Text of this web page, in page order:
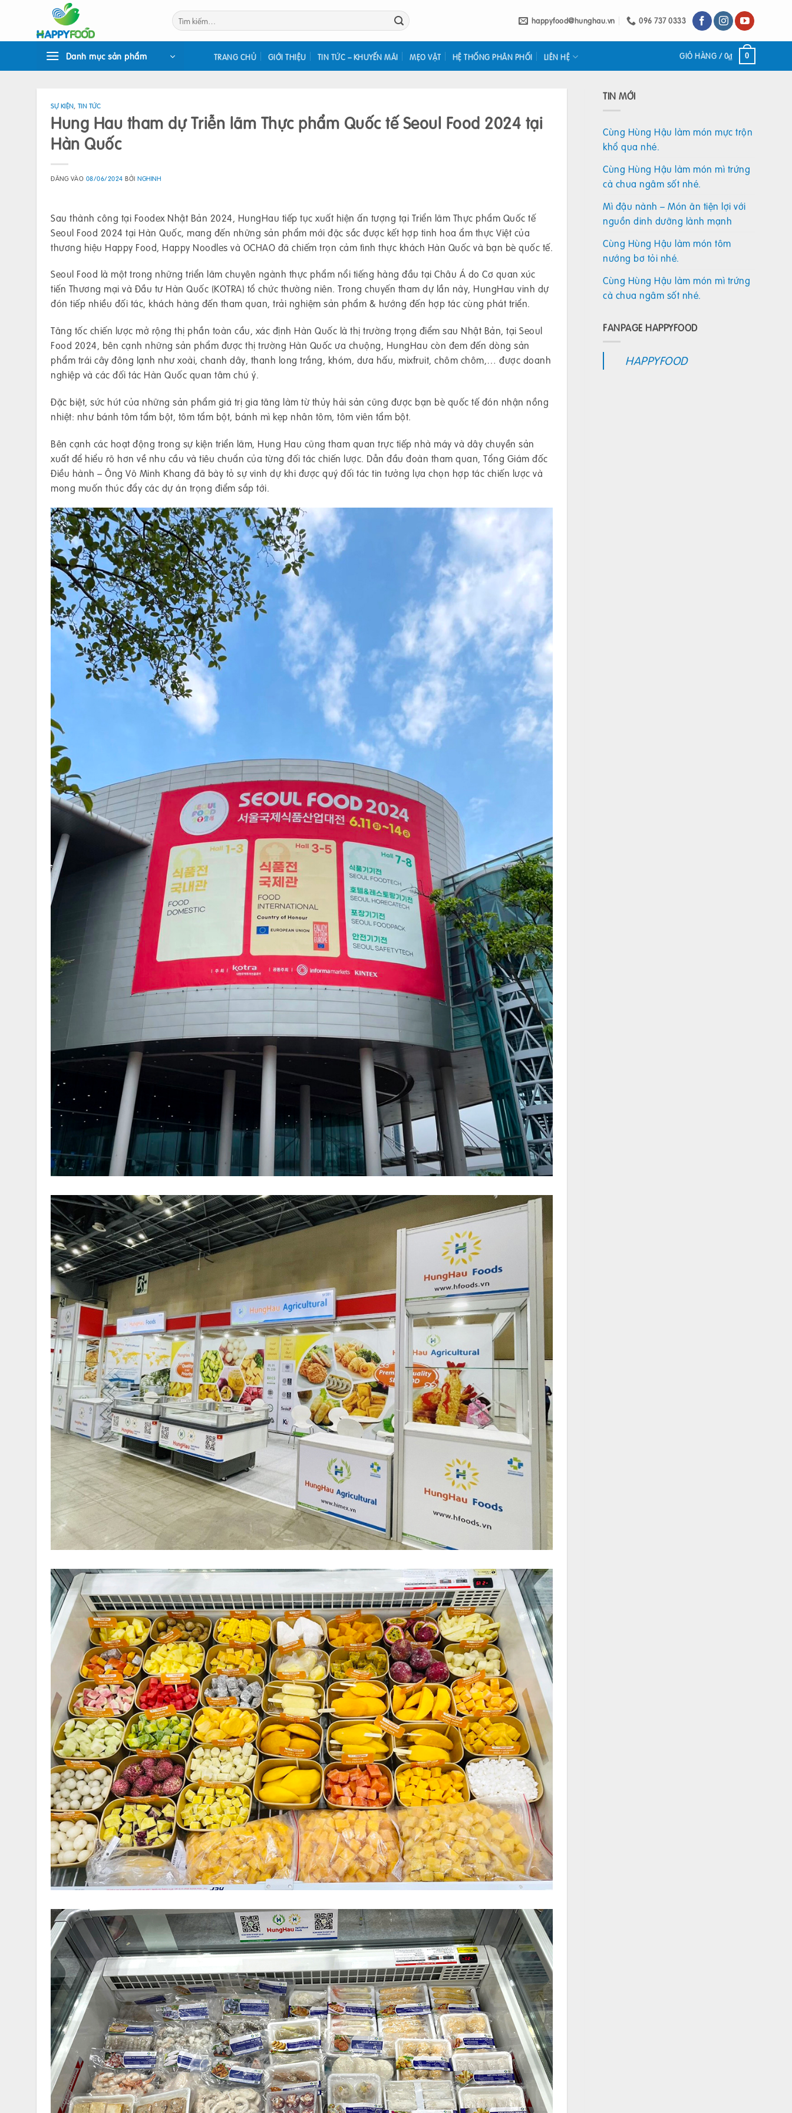
Tìm
kiếm:
happyfood@hunghau.vn 096 737 0333
Danh mục sản phẩm TRANG CHỦ GIỚI THIỆU TIN TỨC – KHUYẾN MÃI MẸO VẶT HỆ THỐNG PHÂN PHỐI LIÊN HỆ GIỎ HÀNG /0₫ 0
SỰ KIỆN, TIN TỨC
Hung Hau tham dự Triễn lãm Thực phẩm Quốc tế Seoul Food 2024 tại
Hàn Quốc
ĐĂNG VÀO 08/06/2024 BỞINGHINH
Sau thành công tại Foodex Nhật Bản 2024, HungHau tiếp tục xuất hiện ấn tượng tại Triển lãm Thực phẩm Quốc tế
Seoul Food 2024 tại Hàn Quốc, mang đến những sản phẩm mới đặc sắc được kết hợp tinh hoa ẩm thực Việt của
thương hiệu Happy Food, Happy Noodles và OCHAO đã chiếm trọn cảm tình thực khách Hàn Quốc và bạn bè quốc tế.
Seoul Food là một trong những triển lãm chuyên ngành thực phẩm nổi tiếng hàng đầu tại Châu Á do Cơ quan xúc
tiến Thương mại và Đầu tư Hàn Quốc (KOTRA) tổ chức thường niên. Trong chuyến tham dự lần này, HungHau vinh dự
đón tiếp nhiều đối tác, khách hàng đến tham quan, trải nghiệm sản phẩm & hướng đến hợp tác cùng phát triển.
Tăng tốc chiến lược mở rộng thị phần toàn cầu, xác định Hàn Quốc là thị trường trọng điểm sau Nhật Bản, tại Seoul
Food 2024, bên cạnh những sản phẩm được thị trường Hàn Quốc ưa chuộng, HungHau còn đem đến dòng sản
phẩm trái cây đông lạnh như xoài, chanh dây, thanh long trắng, khóm, dưa hấu, mixfruit, chôm chôm,… được doanh
nghiệp và các đối tác Hàn Quốc quan tâm chú ý.
Đặc biệt, sức hút của những sản phẩm giá trị gia tăng làm từ thủy hải sản cũng được bạn bè quốc tế đón nhận nồng
nhiệt: như bánh tôm tẩm bột, tôm tẩm bột, bánh mì kẹp nhân tôm, tôm viên tẩm bột.
Bên cạnh các hoạt động trong sự kiện triển lãm, Hung Hau cũng tham quan trực tiếp nhà máy và dây chuyền sản
xuất để hiểu rõ hơn về nhu cầu và tiêu chuẩn của từng đối tác chiến lược. Dẫn đầu đoàn tham quan, Tổng Giám đốc
Điều hành – Ông Võ Minh Khang đã bày tỏ sự vinh dự khi được quý đối tác tin tưởng lựa chọn hợp tác chiến lược và
mong muốn thúc đẩy các dự án trọng điểm sắp tới.
TIN MỚI
Cùng Hùng Hậu làm món mực trộn
khổ qua nhé.
Cùng Hùng Hậu làm món mì trứng
cà chua ngâm sốt nhé.
Mì đậu nành – Món ăn tiện lợi với
nguồn dinh dưỡng lành mạnh
Cùng Hùng Hậu làm món tôm
nướng bơ tỏi nhé.
Cùng Hùng Hậu làm món mì trứng
cà chua ngâm sốt nhé.
FANPAGE HAPPYFOOD
HAPPYFOOD